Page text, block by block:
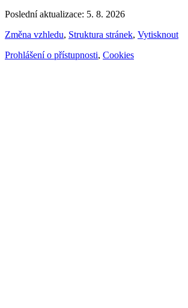
Poslední aktualizace: 5. 8. 2026
Změna vzhledu, Struktura stránek, Vytisknout
Prohlášení o přístupnosti, Cookies